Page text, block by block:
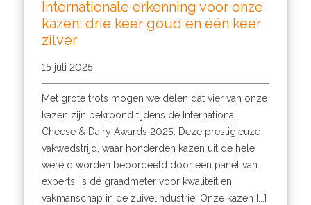
Internationale erkenning voor onze
kazen: drie keer goud en één keer
zilver
15 juli 2025
Met grote trots mogen we delen dat vier van onze
kazen zijn bekroond tijdens de International
Cheese & Dairy Awards 2025. Deze prestigieuze
vakwedstrijd, waar honderden kazen uit de hele
wereld worden beoordeeld door een panel van
experts, is dé graadmeter voor kwaliteit en
vakmanschap in de zuivelindustrie. Onze kazen [...]